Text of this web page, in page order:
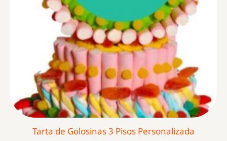
Tarta de Golosinas 3 Pisos Personalizada